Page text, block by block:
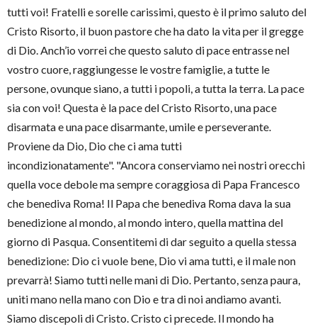
tutti voi! Fratelli e sorelle carissimi, questo è il primo saluto del
Cristo Risorto, il buon pastore che ha dato la vita per il gregge
di Dio. Anch’io vorrei che questo saluto di pace entrasse nel
vostro cuore, raggiungesse le vostre famiglie, a tutte le
persone, ovunque siano, a tutti i popoli, a tutta la terra. La pace
sia con voi! Questa è la pace del Cristo Risorto, una pace
disarmata e una pace disarmante, umile e perseverante.
Proviene da Dio, Dio che ci ama tutti
incondizionatamente". "Ancora conserviamo nei nostri orecchi
quella voce debole ma sempre coraggiosa di Papa Francesco
che benediva Roma! Il Papa che benediva Roma dava la sua
benedizione al mondo, al mondo intero, quella mattina del
giorno di Pasqua. Consentitemi di dar seguito a quella stessa
benedizione: Dio ci vuole bene, Dio vi ama tutti, e il male non
prevarrà! Siamo tutti nelle mani di Dio. Pertanto, senza paura,
uniti mano nella mano con Dio e tra di noi andiamo avanti.
Siamo discepoli di Cristo. Cristo ci precede. Il mondo ha